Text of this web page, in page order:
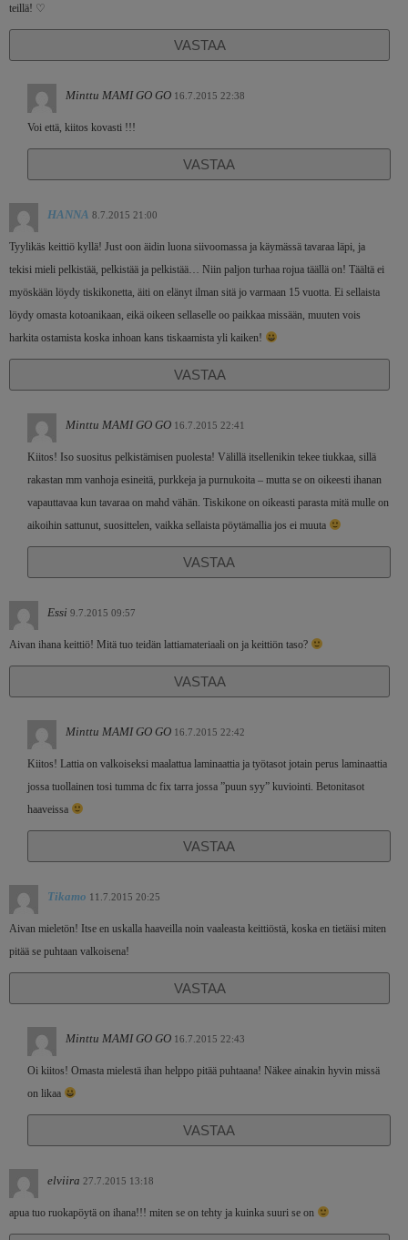
teillä! ♡
VASTAA
Minttu MAMI GO GO 16.7.2015 22:38
Voi että, kiitos kovasti !!!
VASTAA
HANNA 8.7.2015 21:00
Tyylikäs keittiö kyllä! Just oon äidin luona siivoomassa ja käymässä tavaraa läpi, ja
tekisi mieli pelkistää, pelkistää ja pelkistää… Niin paljon turhaa rojua täällä on! Täältä ei
myöskään löydy tiskikonetta, äiti on elänyt ilman sitä jo varmaan 15 vuotta. Ei sellaista
löydy omasta kotoanikaan, eikä oikeen sellaselle oo paikkaa missään, muuten vois
harkita ostamista koska inhoan kans tiskaamista yli kaiken!
VASTAA
Minttu MAMI GO GO 16.7.2015 22:41
Kiitos! Iso suositus pelkistämisen puolesta! Välillä itsellenikin tekee tiukkaa, sillä
rakastan mm vanhoja esineitä, purkkeja ja purnukoita – mutta se on oikeesti ihanan
vapauttavaa kun tavaraa on mahd vähän. Tiskikone on oikeasti parasta mitä mulle on
aikoihin sattunut, suosittelen, vaikka sellaista pöytämallia jos ei muuta
VASTAA
Essi 9.7.2015 09:57
Aivan ihana keittiö! Mitä tuo teidän lattiamateriaali on ja keittiön taso?
VASTAA
Minttu MAMI GO GO 16.7.2015 22:42
Kiitos! Lattia on valkoiseksi maalattua laminaattia ja työtasot jotain perus laminaattia
jossa tuollainen tosi tumma dc fix tarra jossa ”puun syy” kuviointi. Betonitasot
haaveissa
VASTAA
Tikamo 11.7.2015 20:25
Aivan mieletön! Itse en uskalla haaveilla noin vaaleasta keittiöstä, koska en tietäisi miten
pitää se puhtaan valkoisena!
VASTAA
Minttu MAMI GO GO 16.7.2015 22:43
Oi kiitos! Omasta mielestä ihan helppo pitää puhtaana! Näkee ainakin hyvin missä
on likaa
VASTAA
elviira 27.7.2015 13:18
apua tuo ruokapöytä on ihana!!! miten se on tehty ja kuinka suuri se on